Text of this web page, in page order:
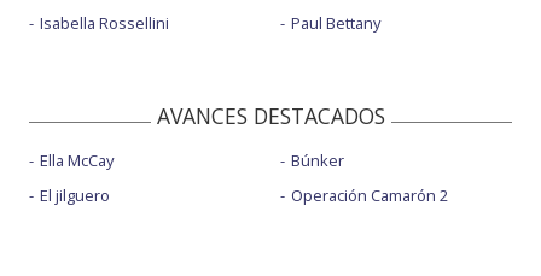
Isabella Rossellini
Paul Bettany
AVANCES DESTACADOS
Ella McCay
El jilguero
Búnker
Operación Camarón 2